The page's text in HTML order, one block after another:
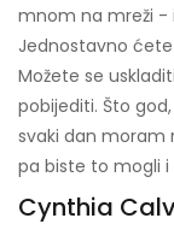
mnom na mreži -
Jednostavno
Možete se
pobijediti. Što
svaki dan moram
pa biste to mogli
Cynthia